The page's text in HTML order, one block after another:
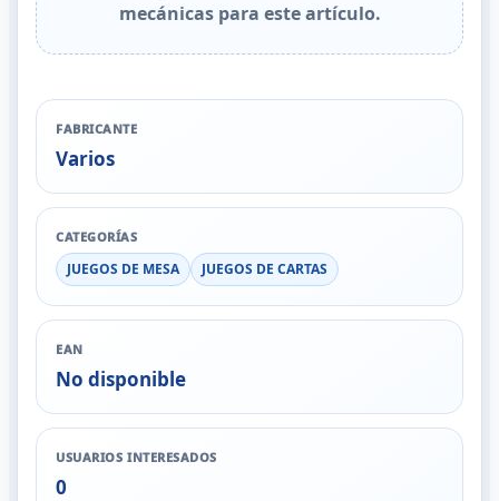
mecánicas para este artículo.
FABRICANTE
Varios
CATEGORÍAS
JUEGOS DE MESA JUEGOS DE CARTAS
EAN
No disponible
USUARIOS INTERESADOS
0